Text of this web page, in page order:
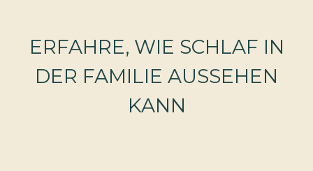
ERFAHRE, WIE SCHLAF IN
DER FAMILIE AUSSEHEN
KANN